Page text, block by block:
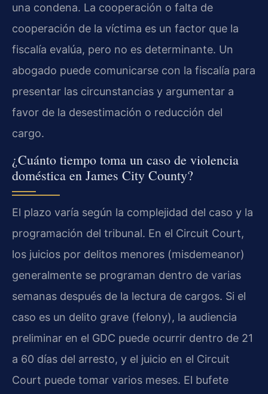
una condena. La cooperación o falta de
cooperación de la víctima es un factor que la
fiscalía evalúa, pero no es determinante. Un
abogado puede comunicarse con la fiscalía para
presentar las circunstancias y argumentar a
favor de la desestimación o reducción del
cargo.
¿Cuánto tiempo toma un caso de violencia
doméstica en James City County?
El plazo varía según la complejidad del caso y la
programación del tribunal. En el Circuit Court,
los juicios por delitos menores (misdemeanor)
generalmente se programan dentro de varias
semanas después de la lectura de cargos. Si el
caso es un delito grave (felony), la audiencia
preliminar en el GDC puede ocurrir dentro de 21
a 60 días del arresto, y el juicio en el Circuit
Court puede tomar varios meses. El bufete